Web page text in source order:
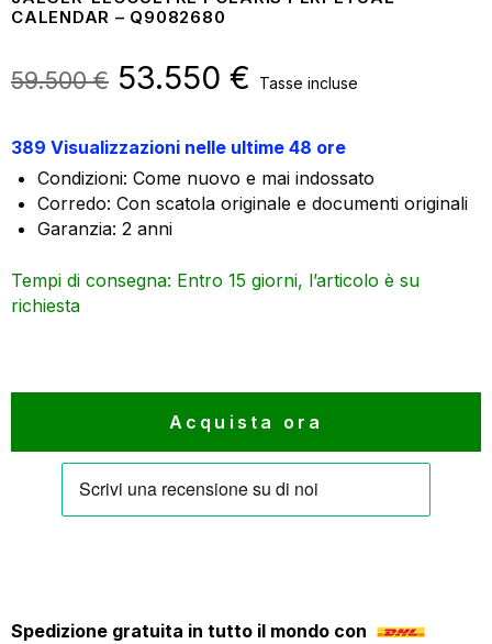
CALENDAR – Q9082680
59.500€ Il
originale
era:
59.500 €.
53.550 € Il
attuale
è:
Tasse incluse
389 Visualizzazioni nelle ultime 48 ore
Condizioni: Come nuovo e mai indossato
Corredo: Con scatola originale e documenti originali
Garanzia: 2 anni
Tempi di consegna: Entro 15 giorni, l’articolo è su
richiesta
Acquista ora
Spedizione gratuita in tutto il mondo con